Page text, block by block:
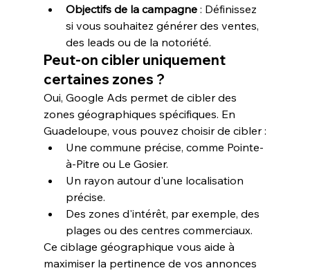
Objectifs de la campagne : Définissez
si vous souhaitez générer des ventes,
des leads ou de la notoriété.
Peut-on cibler uniquement
certaines zones ?
Oui, Google Ads permet de cibler des
zones géographiques spécifiques. En
Guadeloupe, vous pouvez choisir de cibler :
Une commune précise, comme Pointe-
à-Pitre ou Le Gosier.
Un rayon autour d'une localisation
précise.
Des zones d'intérêt, par exemple, des
plages ou des centres commerciaux.
Ce ciblage géographique vous aide à
maximiser la pertinence de vos annonces